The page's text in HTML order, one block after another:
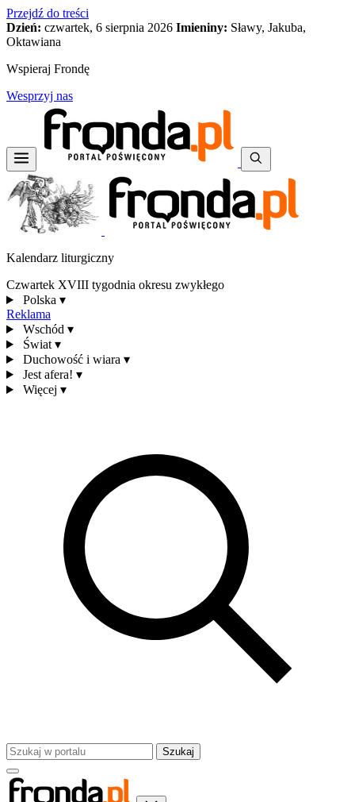
Przejdź do treści
Dzień: czwartek, 6 sierpnia 2026 Imieniny: Sławy, Jakuba,
Oktawiana
Wspieraj Frondę
Wesprzyj nas
Kalendarz liturgiczny
Czwartek XVIII tygodnia okresu zwykłego
Polska ▾
Reklama
Wschód ▾
Świat ▾
Duchowość i wiara ▾
Jest afera! ▾
Więcej ▾
Szukaj